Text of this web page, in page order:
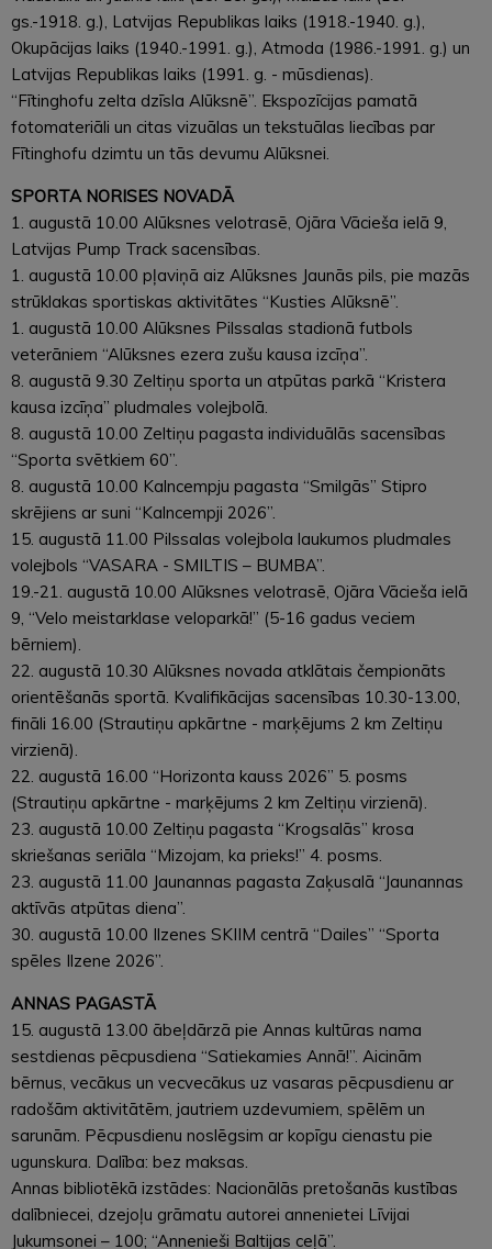
gs.-1918. g.), Latvijas Republikas laiks (1918.-1940. g.),
Okupācijas laiks (1940.-1991. g.), Atmoda (1986.-1991. g.) un
Latvijas Republikas laiks (1991. g. - mūsdienas).
“Fītinghofu zelta dzīsla Alūksnē”. Ekspozīcijas pamatā
fotomateriāli un citas vizuālas un tekstuālas liecības par
Fītinghofu dzimtu un tās devumu Alūksnei.
SPORTA NORISES NOVADĀ
1. augustā 10.00 Alūksnes velotrasē, Ojāra Vācieša ielā 9,
Latvijas Pump Track sacensības.
1. augustā 10.00 pļaviņā aiz Alūksnes Jaunās pils, pie mazās
strūklakas sportiskas aktivitātes “Kusties Alūksnē”.
1. augustā 10.00 Alūksnes Pilssalas stadionā futbols
veterāniem “Alūksnes ezera zušu kausa izcīņa”.
8. augustā 9.30 Zeltiņu sporta un atpūtas parkā “Kristera
kausa izcīņa” pludmales volejbolā.
8. augustā 10.00 Zeltiņu pagasta individuālās sacensības
“Sporta svētkiem 60”.
8. augustā 10.00 Kalncempju pagasta “Smilgās” Stipro
skrējiens ar suni “Kalncempji 2026”.
15. augustā 11.00 Pilssalas volejbola laukumos pludmales
volejbols “VASARA - SMILTIS – BUMBA”.
19.-21. augustā 10.00 Alūksnes velotrasē, Ojāra Vācieša ielā
9, “Velo meistarklase veloparkā!” (5-16 gadus veciem
bērniem).
22. augustā 10.30 Alūksnes novada atklātais čempionāts
orientēšanās sportā. Kvalifikācijas sacensības 10.30-13.00,
fināli 16.00 (Strautiņu apkārtne - marķējums 2 km Zeltiņu
virzienā).
22. augustā 16.00 “Horizonta kauss 2026” 5. posms
(Strautiņu apkārtne - marķējums 2 km Zeltiņu virzienā).
23. augustā 10.00 Zeltiņu pagasta “Krogsalās” krosa
skriešanas seriāla “Mizojam, ka prieks!” 4. posms.
23. augustā 11.00 Jaunannas pagasta Zaķusalā “Jaunannas
aktīvās atpūtas diena”.
30. augustā 10.00 Ilzenes SKIIM centrā “Dailes” “Sporta
spēles Ilzene 2026”.
ANNAS PAGASTĀ
15. augustā 13.00 ābeļdārzā pie Annas kultūras nama
sestdienas pēcpusdiena “Satiekamies Annā!”. Aicinām
bērnus, vecākus un vecvecākus uz vasaras pēcpusdienu ar
radošām aktivitātēm, jautriem uzdevumiem, spēlēm un
sarunām. Pēcpusdienu noslēgsim ar kopīgu cienastu pie
ugunskura. Dalība: bez maksas.
Annas bibliotēkā izstādes: Nacionālās pretošanās kustības
dalībniecei, dzejoļu grāmatu autorei annenietei Līvijai
Jukumsonei – 100; “Annenieši Baltijas ceļā”.